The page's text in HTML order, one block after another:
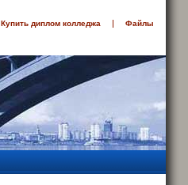
Файлы
Купить диплом колледжа